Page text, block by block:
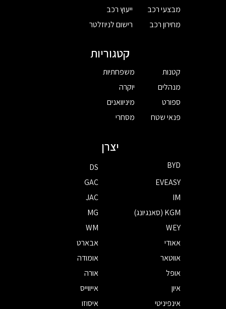
מבצעי רכב
מחירון רכב
ייעוץ רכב
רישום לניוזלטר
קטגוריות
קטנות
מנהלים
ספורט
פנאי שטח
משפחתיות
יוקרה
מיניוואנים
מסחרי
יצרן
BYD
DS
EVEASY
GAC
IM
JAC
KGM (סאנגיונג)
MG
WEY
WM
אאודי
אבארט
אווטאר
אומודה
אופל
אורה
איון
אייווייס
אינפיניטי
איסוזו